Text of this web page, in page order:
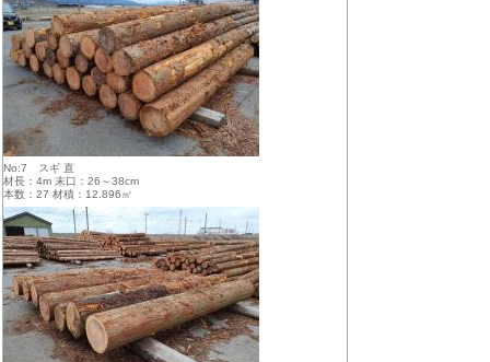
No:7 スギ 直
材長：4m 末口：26～38cm
本数：27 材積：12.896㎥